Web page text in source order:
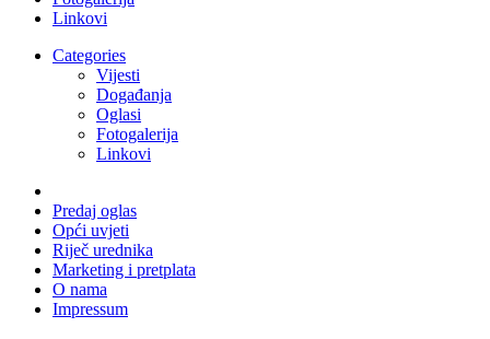
Linkovi
Categories
Vijesti
Događanja
Oglasi
Fotogalerija
Linkovi
Predaj oglas
Opći uvjeti
Riječ urednika
Marketing i pretplata
O nama
Impressum